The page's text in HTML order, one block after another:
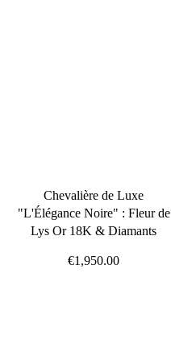
Chevalière de Luxe
"L'Élégance Noire" : Fleur de
Lys Or 18K & Diamants
€1,950.00